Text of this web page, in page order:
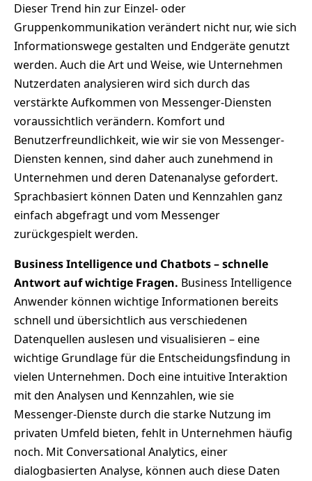
Dieser Trend hin zur Einzel- oder
Gruppenkommunikation verändert nicht nur, wie sich
Informationswege gestalten und Endgeräte genutzt
werden. Auch die Art und Weise, wie Unternehmen
Nutzerdaten analysieren wird sich durch das
verstärkte Aufkommen von Messenger-Diensten
voraussichtlich verändern. Komfort und
Benutzerfreundlichkeit, wie wir sie von Messenger-
Diensten kennen, sind daher auch zunehmend in
Unternehmen und deren Datenanalyse gefordert.
Sprachbasiert können Daten und Kennzahlen ganz
einfach abgefragt und vom Messenger
zurückgespielt werden.
Business Intelligence und Chatbots – schnelle
Antwort auf wichtige Fragen. Business Intelligence
Anwender können wichtige Informationen bereits
schnell und übersichtlich aus verschiedenen
Datenquellen auslesen und visualisieren – eine
wichtige Grundlage für die Entscheidungsfindung in
vielen Unternehmen. Doch eine intuitive Interaktion
mit den Analysen und Kennzahlen, wie sie
Messenger-Dienste durch die starke Nutzung im
privaten Umfeld bieten, fehlt in Unternehmen häufig
noch. Mit Conversational Analytics, einer
dialogbasierten Analyse, können auch diese Daten